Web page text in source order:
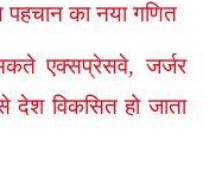
पहचान का नया गणित
एक्सप्रेसवे, जर्जर
विकसित हो जाता